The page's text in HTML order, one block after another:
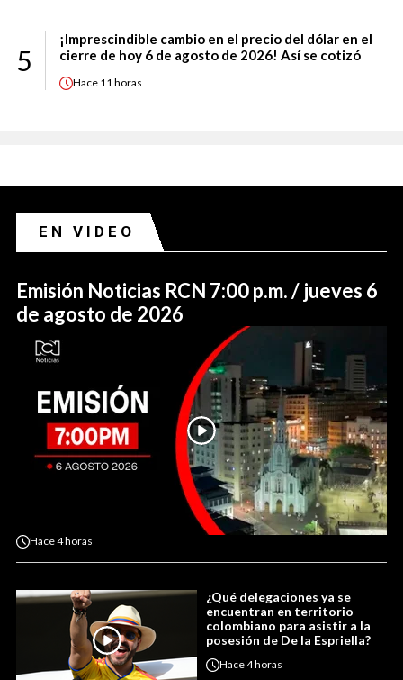
5
¡Imprescindible cambio en el precio del dólar en el
cierre de hoy 6 de agosto de 2026! Así se cotizó
Hace 11 horas
EN VIDEO
Emisión Noticias RCN 7:00 p.m. / jueves 6
de agosto de 2026
Hace4 horas
¿Qué delegaciones ya se
encuentran en territorio
colombiano para asistir a la
posesión de De la Espriella?
Hace4 horas